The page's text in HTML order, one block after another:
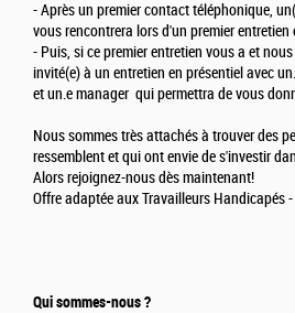
- Après un premier contact téléphonique,
vous rencontrera lors d'un premier entretien
- Puis, si ce premier entretien vous a et
invité(e) à un entretien en présentiel avec
et un.e manager qui permettra de vous
Nous sommes très attachés à trouver des
ressemblent et qui ont envie de s'investir
Alors rejoignez-nous dès maintenant!
Offre adaptée aux Travailleurs Handicapés -
Qui sommes-nous ?